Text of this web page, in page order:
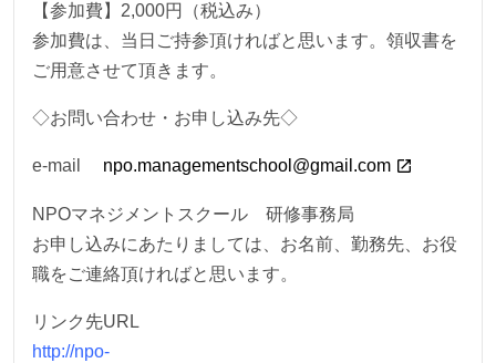
【参加費】2,000円（税込み）
参加費は、当日ご持参頂ければと思います。領収書を
ご用意させて頂きます。
◇お問い合わせ・お申し込み先◇
e-mail npo.managementschool@gmail.com
NPOマネジメントスクール 研修事務局
お申し込みにあたりましては、お名前、勤務先、お役
職をご連絡頂ければと思います。
リンク先URL
http://npo-